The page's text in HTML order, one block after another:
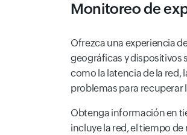
Monitoreo de
Ofrezca una experiencia
geográficas y dispositivos
como la latencia de la red,
problemas para recuperar
Obtenga información en
incluye la red, el tiempo